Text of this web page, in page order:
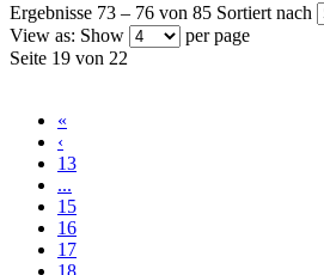
Ergebnisse 73 – 76 von 85 Sortiert nach
View as: Show
per page
Seite 19 von 22
«
‹
13
...
15
16
17
18